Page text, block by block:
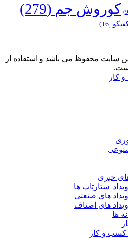
کوروش جم (279)
(16)
سایت محفوظ می باشد و استفاده از
کار
خبری
استارتاپ ها
های صنعتی
های اصناف
ها
کسب و کار